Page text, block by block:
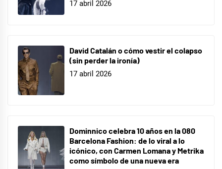
17 abril 2026
David Catalán o cómo vestir el colapso
(sin perder la ironía)
17 abril 2026
Dominnico celebra 10 años en la 080
Barcelona Fashion: de lo viral a lo
icónico, con Carmen Lomana y Metrika
como símbolo de una nueva era